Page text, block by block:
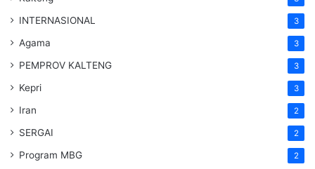
INTERNASIONAL 3
Agama 3
PEMPROV KALTENG 3
Kepri 3
Iran 2
SERGAI 2
Program MBG 2